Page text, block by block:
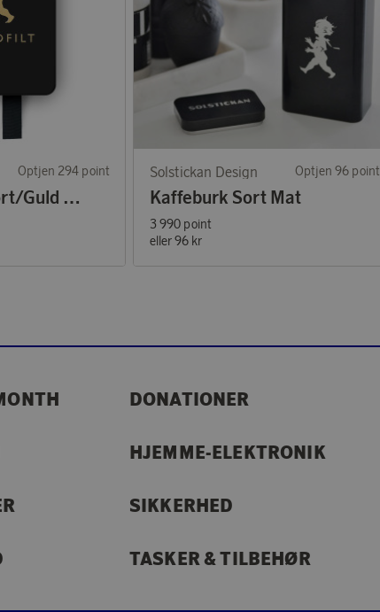
Optjen 294 point
Brandtæppe Sort/Guld Mat
Solstickan Design Optjen 96 point
Kaffeburk Sort Mat
3 990 point
eller96 kr
DONATIONER
HJEMME-ELEKTRONIK
SIKKERHED
TASKER & TILBEHØR